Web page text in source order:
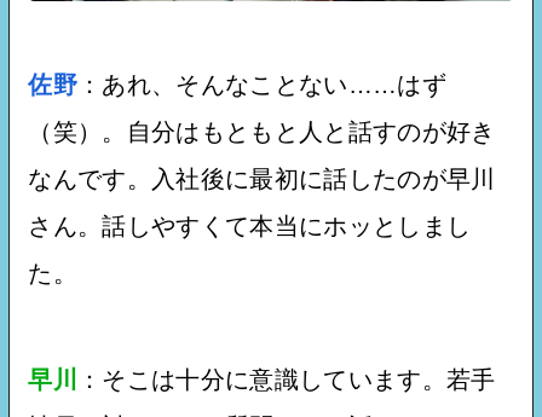
佐野 ：あれ、そんなことない……はず
（笑）。自分はもともと人と話すのが好き
なんです。入社後に最初に話したのが早川
さん。話しやすくて本当にホッとしまし
た。
早川
：そこは十分に意識しています。若手